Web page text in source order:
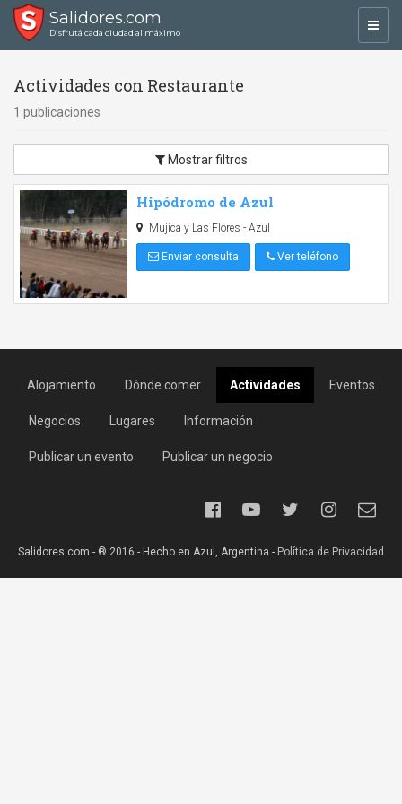
Salidores.com
Disfrutá cada ciudad al máximo
Actividades con Restaurante
1 publicaciones
Mostrar filtros
Hipódromo de Azul
Mujica y Las Flores - Azul
Enviar consulta Ver teléfono
Alojamiento Dónde comer Actividades Eventos
Negocios Lugares Información
Publicar un evento Publicar un negocio
Salidores.com - ® 2016 - Hecho en Azul, Argentina - Política de Privacidad